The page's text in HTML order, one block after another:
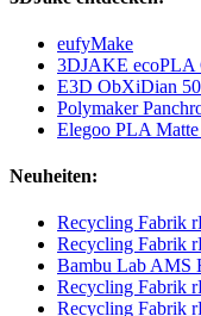
eufyMake
3DJAKE ecoPLA
E3D ObXiDian
Polymaker
Elegoo PLA
Neuheiten:
Recycling Fabrik
Recycling Fabrik
Bambu Lab AMS
Recycling Fabrik
Recycling Fabrik